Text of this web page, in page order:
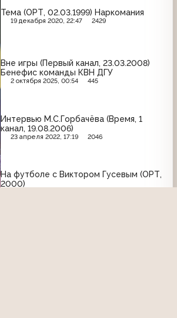
Тема (ОРТ, 02.03.1999) Наркомания
19 декабря 2020, 22:47 2429
Вне игры (Первый канал, 23.03.2008)
Бенефис команды КВН ДГУ
2 октября 2025, 00:54 445
Интервью М.С.Горбачёва (Время, 1
канал, 19.08.2006)
23 апреля 2022, 17:19 2046
На футболе с Виктором Гусевым (ОРТ,
2000)